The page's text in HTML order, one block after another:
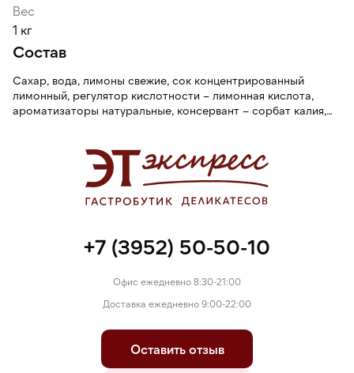
Вес
1 кг
Состав
Сахар, вода, лимоны свежие, сок концентрированный
лимонный, регулятор кислотности – лимонная кислота,
ароматизаторы натуральные, консервант – сорбат калия,
+7 (3952) 50-50-10
Офис ежедневно 8:30-21:00
Доставка ежедневно 9:00-22:00
Оставить отзыв